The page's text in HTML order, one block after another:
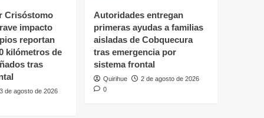
Crisóstomo
impacto
reportan
kilómetros de
tras
3 de agosto de 2026
Autoridades entregan
primeras ayudas a familias
aisladas de Cobquecura
tras emergencia por
sistema frontal
Quirihue
2 de agosto de 2026
0